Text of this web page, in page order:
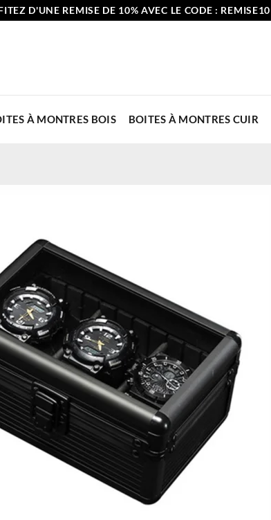
D'UNE REMISE DE 10% AVEC LE CODE : REMISE10
À MONTRES BOIS BOITES À MONTRES CUIR